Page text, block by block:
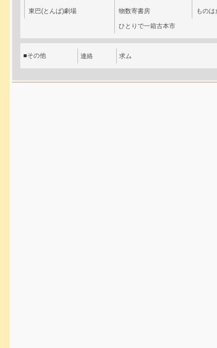
東巴(とんぱ)劇場 物数寄書房
ひとりで一箱古本市
もの
■その他 連絡 求ム